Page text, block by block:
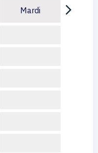
Mardi arrow_forward_ios